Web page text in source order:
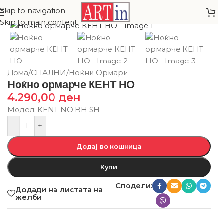
Skip to navigation
Skip to main content
Дома/СПАЛНИ/Ноќни Ормари
Ноќно ормарче КЕНТ НО
4.290,00 ден
Модел: KENT NO BH SH
-
+
Додај во кошница
Купи
Додади на листата на
желби
Сподели: